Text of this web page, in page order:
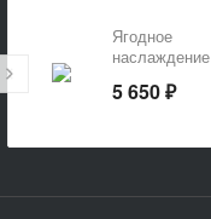
Ягодное
наслаждение
5 650 ₽